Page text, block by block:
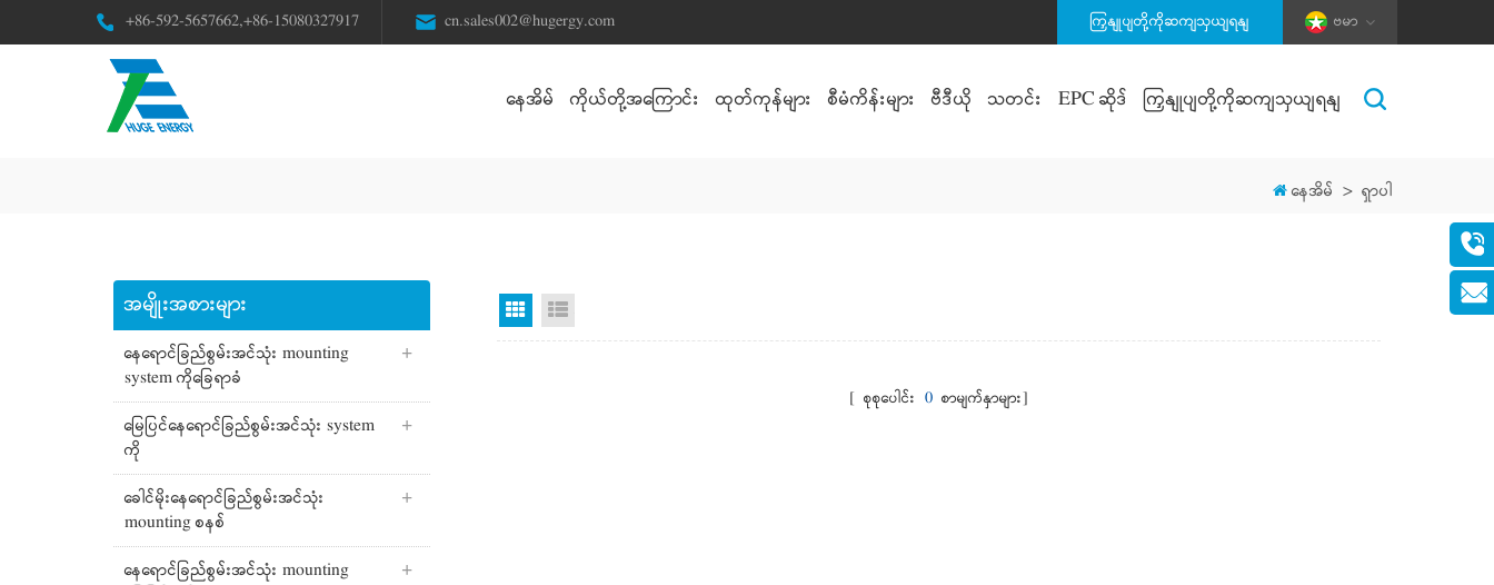
+86-592-5657662,+86-15080327917 cn.sales002@hugergy.com ဗမာ
ကြှနျုပျတို့ကိုဆကျသှယျရနျ
နေအိမ် ကိုယ်တို့အကြောင်း ထုတ်ကုန်များ စီမံကိန်းများ ဗီဒီယို သတင်း EPC ဆိုဒ် ကြှနျုပျတို့ကိုဆကျသှယျရနျ
နေအိမ် > ရှာပါ
အမျိုးအစားများ
နေရောင်ခြည်စွမ်းအင်သုံး mounting
system ကိုခြေရာခံ
မြေပြင်နေရောင်ခြည်စွမ်းအင်သုံး system
ကို
ခေါင်မိုးနေရောင်ခြည်စွမ်းအင်သုံး
mounting စနစ်
နေရောင်ခြည်စွမ်းအင်သုံး mounting
Grid မြင်ကွင်း
[ စုစုပေါင်း 0 စာမျက်နှာများ]